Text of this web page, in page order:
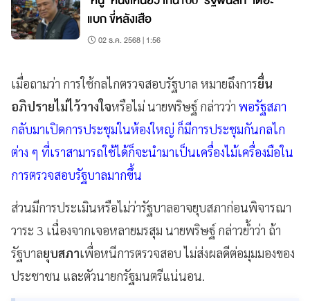
แบก ขี่หลังเสือ
02 ธ.ค. 2568 | 1:56
เมื่อถามว่า การใช้กลไกตรวจสอบรัฐบาล หมายถึงการยื่น
อภิปรายไม่ไว้วางใจหรือไม่ นายพริษฐ์ กล่าวว่า พอรัฐสภา
กลับมาเปิดการประชุมในห้องใหญ่ ก็มีการประชุมกันกลไก
ต่าง ๆ ที่เราสามารถใช้ได้ก็จะนำมาเป็นเครื่องไม้เครื่องมือใน
การตรวจสอบรัฐบาลมากขึ้น
ส่วนมีการประเมินหรือไม่ว่ารัฐบาลอาจยุบสภาก่อนพิจารณา
วาระ 3 เนื่องจากเจอหลายมรสุม นายพริษฐ์ กล่าวย้ำว่า ถ้า
รัฐบาลยุบสภาเพื่อหนีการตรวจสอบ ไม่ส่งผลดีต่อมุมมองของ
ประชาชน และตัวนายกรัฐมนตรีแน่นอน.